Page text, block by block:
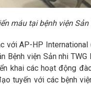
máu tại bệnh viện Sản
với AP-HP
Bệnh viện Sản nhi
khai các hoạt động
tuyến với các bệnh